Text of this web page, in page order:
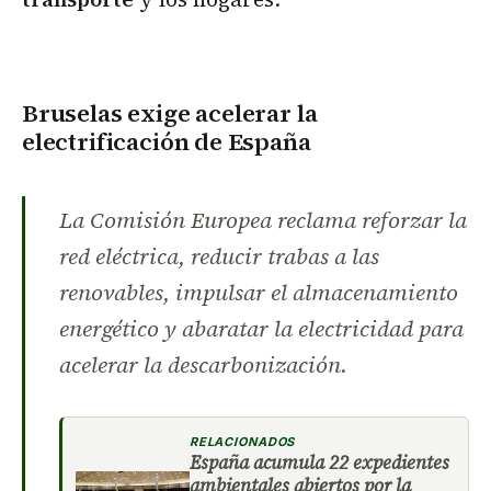
Bruselas exige acelerar la
electrificación de España
La Comisión Europea reclama reforzar la
red eléctrica, reducir trabas a las
renovables, impulsar el almacenamiento
energético y abaratar la electricidad para
acelerar la descarbonización.
RELACIONADOS
España acumula 22 expedientes
ambientales abiertos por la